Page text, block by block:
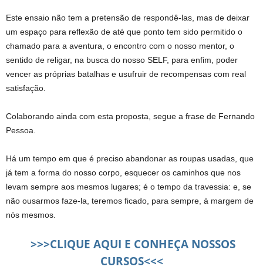
Este ensaio não tem a pretensão de respondê-las, mas de deixar
um espaço para reflexão de até que ponto tem sido permitido o
chamado para a aventura, o encontro com o nosso mentor, o
sentido de religar, na busca do nosso SELF, para enfim, poder
vencer as próprias batalhas e usufruir de recompensas com real
satisfação.
Colaborando ainda com esta proposta, segue a frase de Fernando
Pessoa.
Há um tempo em que é preciso abandonar as roupas usadas, que
já tem a forma do nosso corpo, esquecer os caminhos que nos
levam sempre aos mesmos lugares; é o tempo da travessia: e, se
não ousarmos faze-la, teremos ficado, para sempre, à margem de
nós mesmos.
>>>CLIQUE AQUI E CONHEÇA NOSSOS
CURSOS<<<